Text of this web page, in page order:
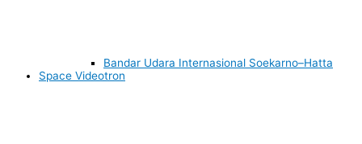
Bandar Udara Internasional Soekarno–Hatta
Space Videotron